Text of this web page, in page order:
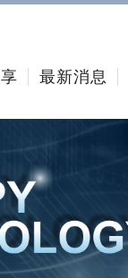
最新消息